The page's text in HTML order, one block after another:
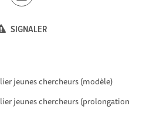
SIGNALER
jeunes chercheurs (modèle)
jeunes chercheurs (prolongation